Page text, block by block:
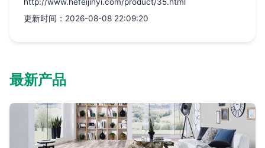
更新时间：2026-08-08 22:09:20
最新产品